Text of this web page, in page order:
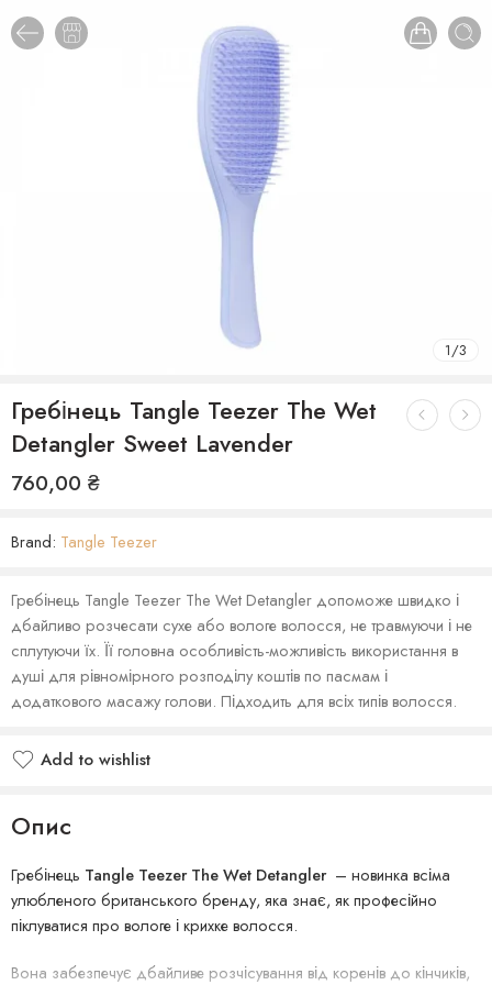
1/3
Гребінець Tangle Teezer The Wet
Detangler Sweet Lavender
760,00 ₴
Brand: Tangle Teezer
Гребінець Tangle Teezer The Wet Detangler допоможе швидко і
дбайливо розчесати сухе або вологе волосся, не травмуючи і не
сплутуючи їх. Її головна особливість-можливість використання в
душі для рівномірного розподілу коштів по пасмам і
додаткового масажу голови. Підходить для всіх типів волосся.
Add to wishlist
Опис
Гребінець Tangle Teezer The Wet Detangler – новинка всіма
улюбленого британського бренду, яка знає, як професійно
піклуватися про вологе і крихке волосся.
Вона забезпечує дбайливе розчісування від коренів до кінчиків,